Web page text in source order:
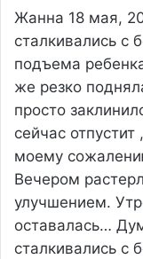
Жанна 18 мая,
сталкивались с
подъема
же резко
просто
сейчас
моему
Вечером
улучшением.
оставалась…
сталкивались с